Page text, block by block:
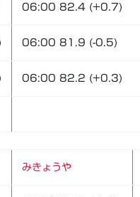
06:00 82.4 (+0.7)
06:00 81.9 (-0.5)
06:00 82.2 (+0.3)
みきょうや